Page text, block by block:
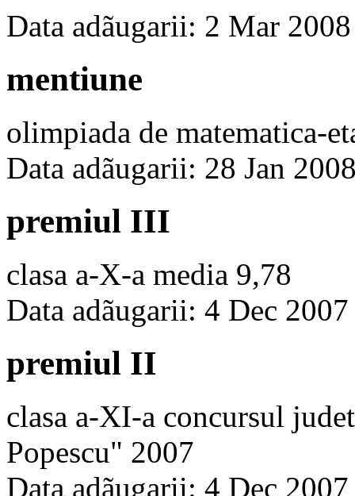
Data adãugarii: 2 Mar 2008
mentiune
olimpiada de matematica-
Data adãugarii: 28 Jan
premiul III
clasa a-X-a media 9,78
Data adãugarii: 4 Dec 2007
premiul II
clasa a-XI-a concursul
Popescu" 2007
Data adãugarii: 4 Dec 2007